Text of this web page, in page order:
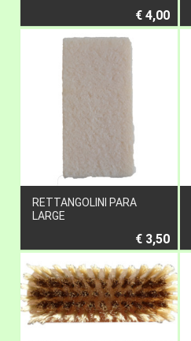
€ 4,00
RETTANGOLINI PARA
LARGE
€ 3,50